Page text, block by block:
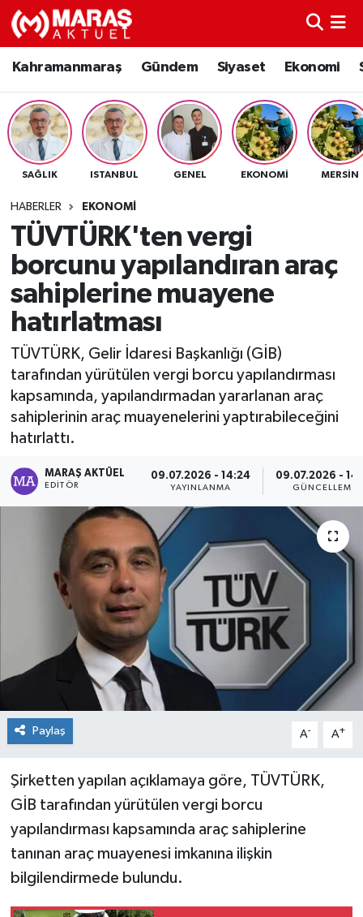
Kahramanmaraş Gündem Siyaset Ekonomi
SAĞLIK ISTANBUL GENEL EKONOMI MERSIN
HABERLER EKONOMI
TÜVTÜRK'ten vergi
borcunu yapılandıran araç
sahiplerine muayene
hatırlatması
TÜVTÜRK, Gelir İdaresi Başkanlığı (GİB)
tarafından yürütülen vergi borcu yapılandırması
kapsamında, yapılandırmadan yararlanan araç
sahiplerinin araç muayenelerini yaptırabileceğini
hatırlattı.
MARAŞ AKTÜEL
EDITÖR
09.07.2026 - 14:24
YAYINLANMA
09.07.2026 -
GÜNCELLEME
Paylaş A- A+
Şirketten yapılan açıklamaya göre, TÜVTÜRK,
GİB tarafından yürütülen vergi borcu
yapılandırması kapsamında araç sahiplerine
tanınan araç muayenesi imkanına ilişkin
bilgilendirmede bulundu.
Kahramanmaraş
Gündem
Siyaset
Spor
Sağlık
Teknoloji
Eğitim
Dünya
Kültür Sanat
Nöbetçi Eczaneler
Hava Durumu
Namaz Vakitleri
TFF 3.Lig 4.Grup Puan Durumu ve Fikstür
Tüm Manşetler
Son Dakika Haberleri
Haber Arşivi